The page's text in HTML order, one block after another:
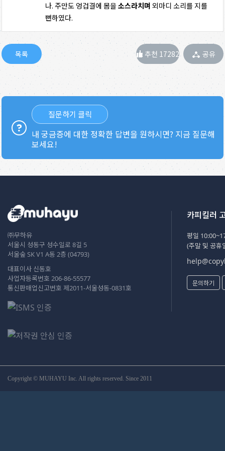
나. 주만도 엉겁결에 몸을소스라치며 외마디 소리를 지를
뻔하였다.
추천 17282 공유
질문하기 클릭
내 궁금증에 대한 정확한 답변을 원하시면? 지금 질문해
보세요!
㈜무하유
서울시 성동구 성수일로 8길 5
서울숲 SK V1 A동 2층 (04793)
대표이사 신동호
사업자등록번호 206-86-55577
통신판매업신고번호 제2011-서울성동-0831호
카피킬러
평일
(주말 및 공휴
문의하기
Copyright © MUHAYU Inc. All rights reserved. Since 2011